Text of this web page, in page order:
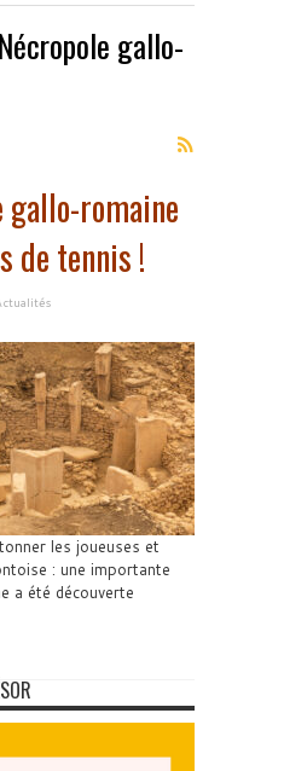
Nécropole gallo-
gallo-romaine
de tennis !
les joueuses et
: une importante
a été découverte